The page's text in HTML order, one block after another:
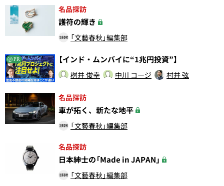
名品探訪
護符の輝き
「文藝春秋」編集部
PR 【インド・ムンバイに“1兆円投資”】
桝井 俊幸 中川 コージ 村井 弦
名品探訪
車が拓く、新たな地平
「文藝春秋」編集部
名品探訪
日本紳士の「Made in JAPAN」
「文藝春秋」編集部